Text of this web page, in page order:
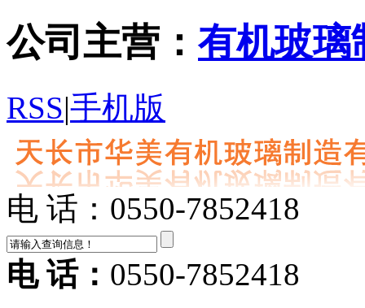
公司主营： 有机玻璃
RSS|手机版
电 话：0550-7852418
电 话： 0550-7852418